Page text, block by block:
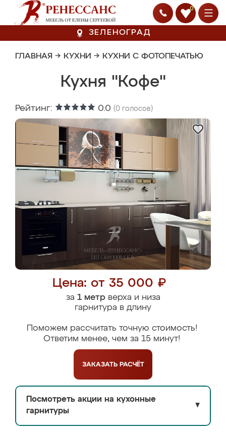
0
ЗЕЛЕНОГРАД
ГЛАВНАЯ → КУХНИ → КУХНИ С ФОТОПЕЧАТЬЮ
Кухня "Кофе"
Рейтинг: 0.0 (0 голосов)
Цена: от 35 000 ₽
за 1 метрверха и низа
гарнитура в длину
Поможем рассчитать точную стоимость!
Ответим менее, чем за 15 минут!
ЗАКАЗАТЬ РАСЧЁТ
Посмотреть акции на кухонные
гарнитуры
▼